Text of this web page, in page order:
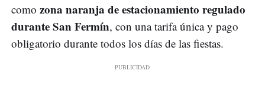
como zona naranja de estacionamiento regulado
durante San Fermín, con una tarifa única y pago
obligatorio durante todos los días de las fiestas.